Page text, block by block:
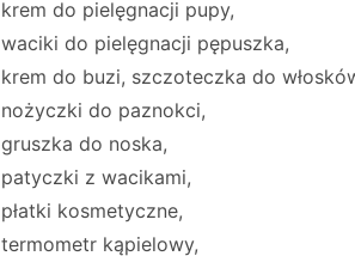
krem do pielęgnacji pupy,
waciki do pielęgnacji pępuszka,
krem do buzi, szczoteczka do
nożyczki do paznokci,
gruszka do noska,
patyczki z wacikami,
płatki kosmetyczne,
termometr kąpielowy,